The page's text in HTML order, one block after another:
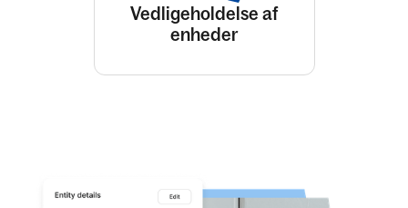
Vedligeholdelse af
enheder